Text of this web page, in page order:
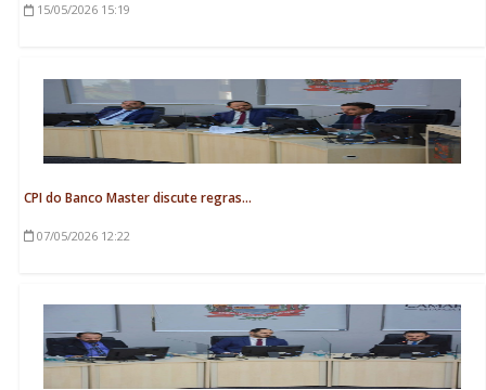
15/05/2026 15:19
CPI do Banco Master discute regras...
07/05/2026 12:22